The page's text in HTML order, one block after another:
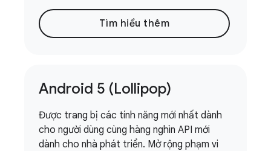
Tìm hiểu thêm
Android 5 (Lollipop)
Được trang bị các tính năng mới nhất dành
cho người dùng cùng hàng nghìn API mới
dành cho nhà phát triển. Mở rộng phạm vi